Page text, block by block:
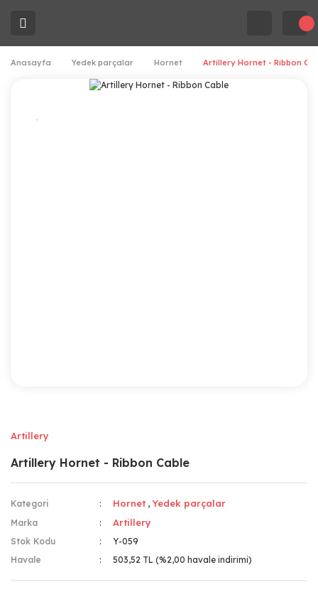
Anasayfa Yedek parçalar Hornet Artillery Hornet - Ribbon
Artillery
Artillery Hornet - Ribbon Cable
Kategori Hornet ,Yedek parçalar
Marka Artillery
Stok Kodu
Y-059
Havale
503,52 TL (%2,00 havale indirimi)